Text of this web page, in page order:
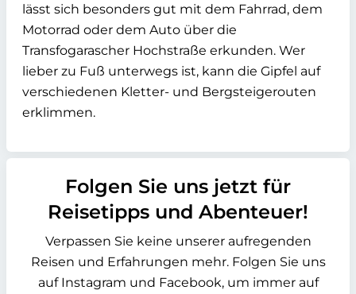
lässt sich besonders gut mit dem Fahrrad, dem
Motorrad oder dem Auto über die
Transfogarascher Hochstraße erkunden. Wer
lieber zu Fuß unterwegs ist, kann die Gipfel auf
verschiedenen Kletter- und Bergsteigerouten
erklimmen.
Folgen Sie uns jetzt für
Reisetipps und Abenteuer!
Verpassen Sie keine unserer aufregenden
Reisen und Erfahrungen mehr. Folgen Sie uns
auf Instagram und Facebook, um immer auf